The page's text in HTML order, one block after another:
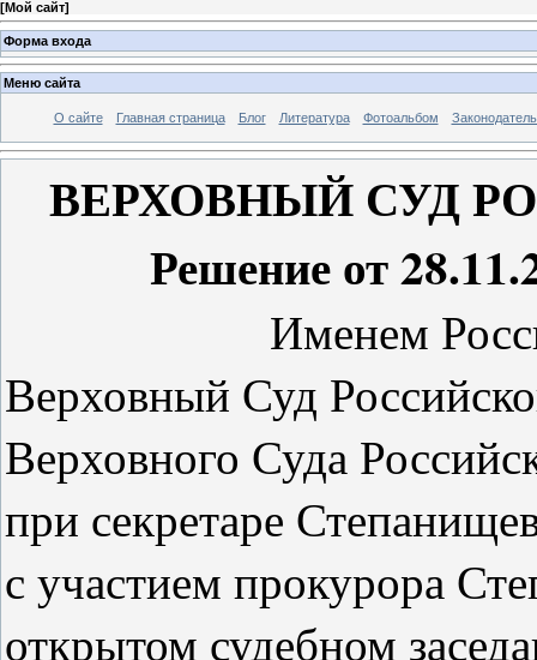
[Мой сайт]
Форма входа
Меню сайта
О сайте Главная страница Блог Литература Фотоальбом
ВЕРХОВНЫЙ СУД
Решение от28.11.
Именем
Верховный Суд
Верховного Суда
при секретаре
с участием прокурора
открытом судебном